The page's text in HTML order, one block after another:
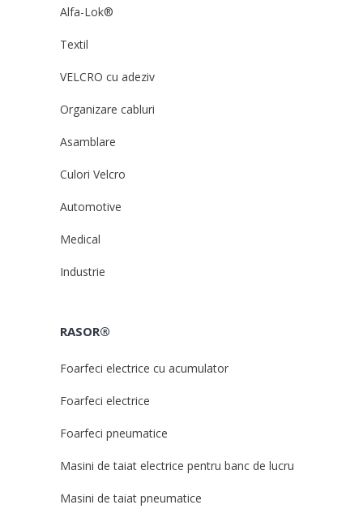
Alfa-Lok®
Textil
VELCRO cu adeziv
Organizare cabluri
Asamblare
Culori Velcro
Automotive
Medical
Industrie
RASOR®
Foarfeci electrice cu acumulator
Foarfeci electrice
Foarfeci pneumatice
Masini de taiat electrice pentru banc de lucru
Masini de taiat pneumatice